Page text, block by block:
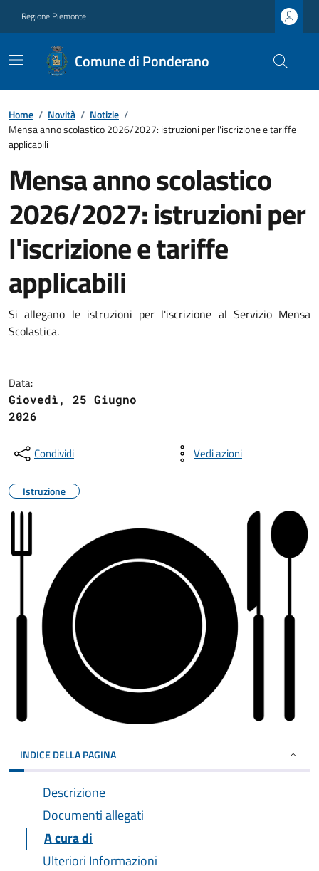
Regione Piemonte
Comune di Ponderano
Home / Novità / Notizie /
Mensa anno scolastico 2026/2027: istruzioni per l'iscrizione e tariffe
applicabili
Mensa anno scolastico
2026/2027: istruzioni per
l'iscrizione e tariffe
applicabili
Si allegano le istruzioni per l'iscrizione al Servizio Mensa
Scolastica.
Data:
Giovedì, 25 Giugno
2026
Condividi Vedi azioni
Istruzione
INDICE DELLA PAGINA
Descrizione
Documenti allegati
A cura di
Ulteriori Informazioni